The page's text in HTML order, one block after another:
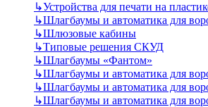
↳Устройства для печати на
↳Шлагбаумы и автоматика для
↳Шлюзовые кабины
↳Типовые решения СКУД
↳Шлагбаумы «Фантом»
↳Шлагбаумы и автоматика для
↳Шлагбаумы и автоматика для
↳Шлагбаумы и автоматика для